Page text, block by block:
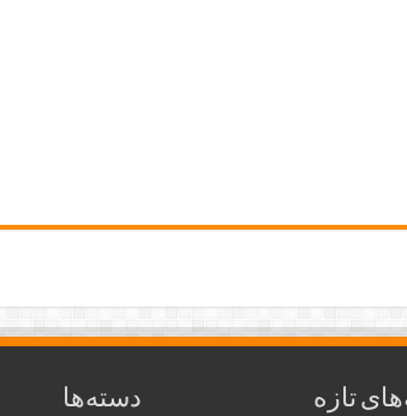
تازه دسته‌ها